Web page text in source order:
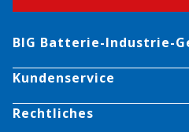
BIG Batterie-Industrie-
Kundenservice
Rechtliches